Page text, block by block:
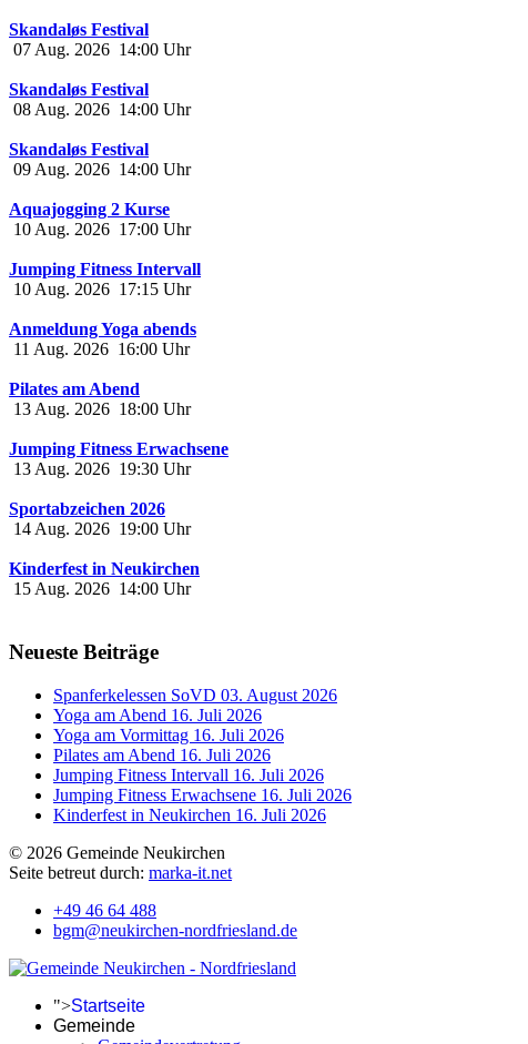
Skandaløs Festival
07 Aug. 2026 14:00 Uhr
Skandaløs Festival
08 Aug. 2026 14:00 Uhr
Skandaløs Festival
09 Aug. 2026 14:00 Uhr
Aquajogging 2 Kurse
10 Aug. 2026 17:00 Uhr
Jumping Fitness Intervall
10 Aug. 2026 17:15 Uhr
Anmeldung Yoga abends
11 Aug. 2026 16:00 Uhr
Pilates am Abend
13 Aug. 2026 18:00 Uhr
Jumping Fitness Erwachsene
13 Aug. 2026 19:30 Uhr
Sportabzeichen 2026
14 Aug. 2026 19:00 Uhr
Kinderfest in Neukirchen
15 Aug. 2026 14:00 Uhr
Neueste Beiträge
Spanferkelessen SoVD 03. August 2026
Yoga am Abend 16. Juli 2026
Yoga am Vormittag 16. Juli 2026
Pilates am Abend 16. Juli 2026
Jumping Fitness Intervall 16. Juli 2026
Jumping Fitness Erwachsene 16. Juli 2026
Kinderfest in Neukirchen 16. Juli 2026
© 2026 Gemeinde Neukirchen
Seite betreut durch: marka-it.net
+49 46 64 488
bgm@neukirchen-nordfriesland.de
">Startseite
Gemeinde